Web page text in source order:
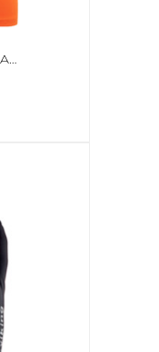
KOSZULKA DLA DZIECI ADIDAS SQUADRA 21 JERSEY YOUTH POMARAŃCZOWA GN8089